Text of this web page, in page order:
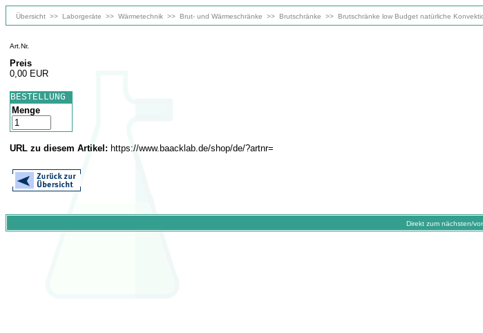
Übersicht >> Laborgeräte >> Wärmetechnik >> Brut- und Wärmeschränke >> Brutschränke >> Brutschränke low Budget natürliche
Art.Nr.
Preis
0,00 EUR
BESTELLUNG
Menge
URL zu diesem Artikel: https://www.baacklab.de/shop/de/?artnr=
Direkt zum nächsten/